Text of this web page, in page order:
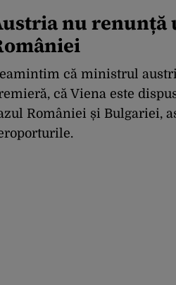
nu renunță
că ministrul
că Viena este
României și Bulgariei,